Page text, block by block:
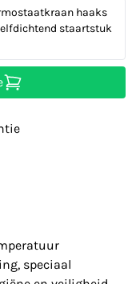
haaks
staartstuk
speciaal